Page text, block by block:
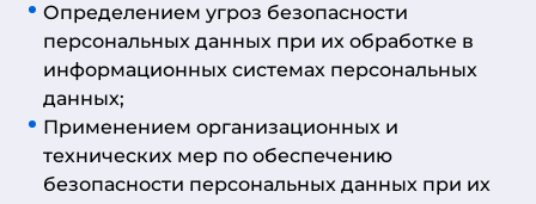
Определением угроз безопасности
персональных данных при их обработке в
информационных системах персональных
данных;
Применением организационных и
технических мер по обеспечению
безопасности персональных данных при их